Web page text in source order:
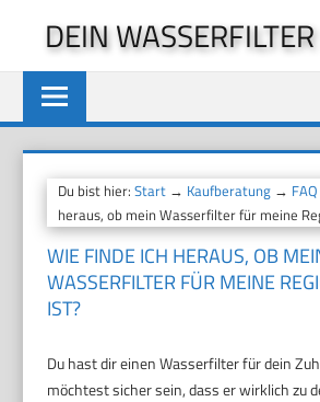
springen
DEIN
Du bist hier:Start → Kaufberatung → FAQ
heraus, ob mein Wasserfilter für meine
WIE FINDE ICH HERAUS, OB
WASSERFILTER FÜR MEINE
IST?
Du hast dir einen Wasserfilter für dein
möchtest sicher sein, dass er wirklich zu